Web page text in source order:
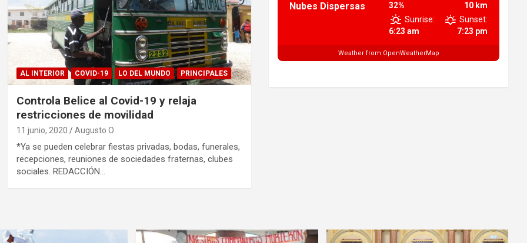
AL INTERIOR COVID-19 LO DEL MUNDO PRINCIPALES
Controla Belice al Covid-19 y relaja
restricciones de movilidad
11 junio, 2020 Augusto O
*Ya se pueden celebrar fiestas privadas, bodas, funerales,
recepciones, reuniones de sociedades fraternas, clubes
sociales. REDACCIÓN…
Nubes Dispersas
32%
10 km
Sunrise:
6:23 am
Sunset:
7:23 pm
Weather from OpenWeatherMap